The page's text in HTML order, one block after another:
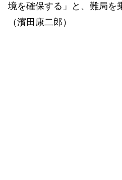
境を確保する」と、難局を
（濱田康二郎）